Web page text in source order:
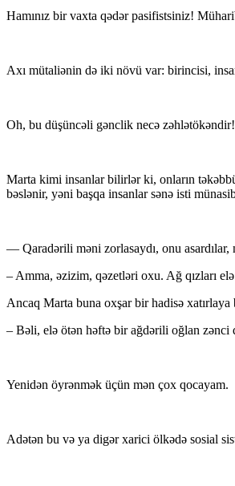
Hamınız bir vaxta qədər pasifistsiniz!
Axı mütaliənin də iki növü var: birincisi,
Oh, bu düşüncəli gənclik necə zəhlətökəndir!
Marta kimi insanlar bilirlər ki, onların
bəslənir, yəni başqa insanlar sənə isti
― Qaradərili məni zorlasaydı, onu
– Amma, əzizim, qəzetləri oxu. Ağ qızları
Ancaq Marta buna oxşar bir hadisə
– Bəli, elə ötən həftə bir ağdərili oğlan zənci
Yenidən öyrənmək üçün mən çox qocayam.
Adətən bu və ya digər xarici ölkədə sosial